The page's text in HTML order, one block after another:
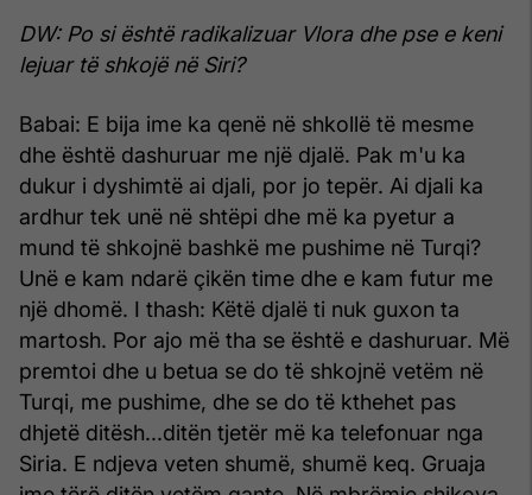
DW: Po si është radikalizuar Vlora dhe pse e keni
lejuar të shkojë në Siri?
Babai: E bija ime ka qenë në shkollë të mesme
dhe është dashuruar me një djalë. Pak m'u ka
dukur i dyshimtë ai djali, por jo tepër. Ai djali ka
ardhur tek unë në shtëpi dhe më ka pyetur a
mund të shkojnë bashkë me pushime në Turqi?
Unë e kam ndarë çikën time dhe e kam futur me
një dhomë. I thash: Këtë djalë ti nuk guxon ta
martosh. Por ajo më tha se është e dashuruar. Më
premtoi dhe u betua se do të shkojnë vetëm në
Turqi, me pushime, dhe se do të kthehet pas
dhjetë ditësh...ditën tjetër më ka telefonuar nga
Siria. E ndjeva veten shumë, shumë keq. Gruaja